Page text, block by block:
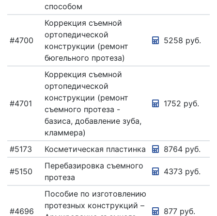
способом
#4700
Коррекция съемной
ортопедической
конструкции (ремонт
бюгельного протеза)
5258 руб.
#4701
Коррекция съемной
ортопедической
конструкции (ремонт
съемного протеза -
базиса, добавление зуба,
кламмера)
1752 руб.
#5173 Косметическая пластинка 8764 руб.
#5150
Перебазировка съемного
протеза
4373 руб.
#4696
Пособие по изготовлению
протезных конструкций –
877 руб.